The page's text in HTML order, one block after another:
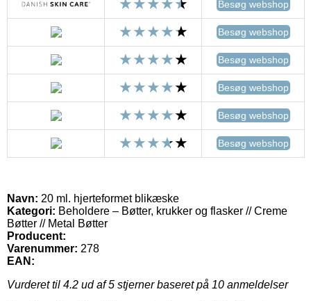
Besøg webshop
Besøg webshop
Besøg webshop
Besøg webshop
Besøg webshop
Besøg webshop
Navn: 20 ml. hjerteformet blikæske
Kategori: Beholdere – Bøtter, krukker og flasker // Creme
Bøtter // Metal Bøtter
Producent:
Varenummer: 278
EAN:
Vurderet til 4.2 ud af 5 stjerner baseret på 10 anmeldelser